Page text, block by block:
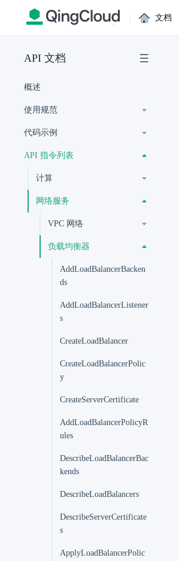
| 文档
API 文档
概述
使用规范
代码示例
API 指令列表
计算
网络服务
VPC 网络
负载均衡器
AddLoadBalancerBacken
ds
AddLoadBalancerListener
s
CreateLoadBalancer
CreateLoadBalancerPolic
y
CreateServerCertificate
AddLoadBalancerPolicyR
ules
DescribeLoadBalancerBac
kends
DescribeLoadBalancers
DescribeServerCertificate
s
ApplyLoadBalancerPolic